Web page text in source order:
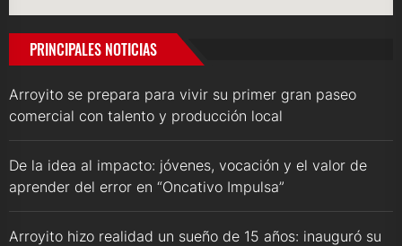
PRINCIPALES NOTICIAS
Arroyito se prepara para vivir su primer gran paseo
comercial con talento y producción local
De la idea al impacto: jóvenes, vocación y el valor de
aprender del error en “Oncativo Impulsa”
Arroyito hizo realidad un sueño de 15 años: inauguró su